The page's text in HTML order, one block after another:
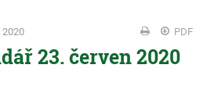
2020 PDF
23. červen 2020